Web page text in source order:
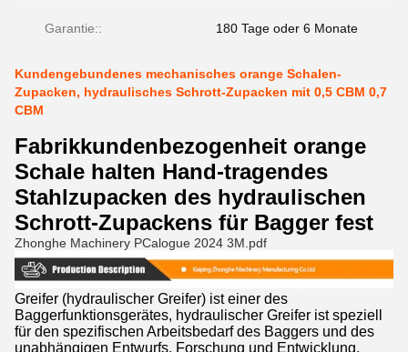
Garantie:: 180 Tage oder 6 Monate
Kundengebundenes mechanisches orange Schalen-
Zupacken, hydraulisches Schrott-Zupacken mit 0,5 CBM 0,7
CBM
Fabrikkundenbezogenheit orange
Schale halten Hand-tragendes
Stahlzupacken des hydraulischen
Schrott-Zupackens für Bagger fest
Zhonghe Machinery PCalogue 2024 3M.pdf
Greifer (hydraulischer Greifer) ist einer des
Baggerfunktionsgerätes, hydraulischer Greifer ist speziell
für den spezifischen Arbeitsbedarf des Baggers und des
unabhängigen Entwurfs, Forschung und Entwicklung,